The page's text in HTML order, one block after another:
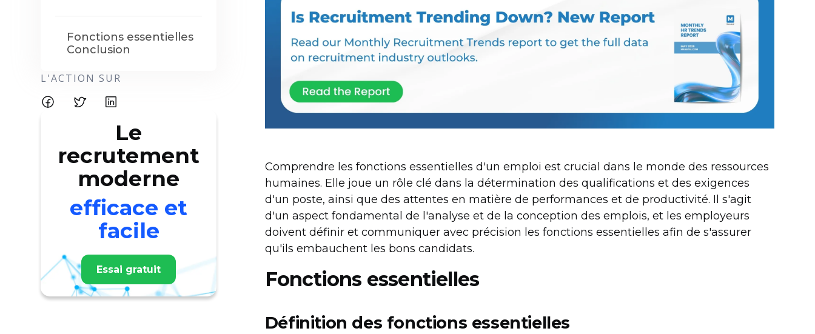
Fonctions essentielles
Conclusion
L'ACTION SUR
Le
recrutement
moderne
efficace et
facile
Essai gratuit
Comprendre les fonctions essentielles d'un emploi est crucial dans le monde des ressources
humaines. Elle joue un rôle clé dans la détermination des qualifications et des exigences
d'un poste, ainsi que des attentes en matière de performances et de productivité. Il s'agit
d'un aspect fondamental de l'analyse et de la conception des emplois, et les employeurs
doivent définir et communiquer avec précision les fonctions essentielles afin de s'assurer
qu'ils embauchent les bons candidats.
Fonctions essentielles
Définition des fonctions essentielles